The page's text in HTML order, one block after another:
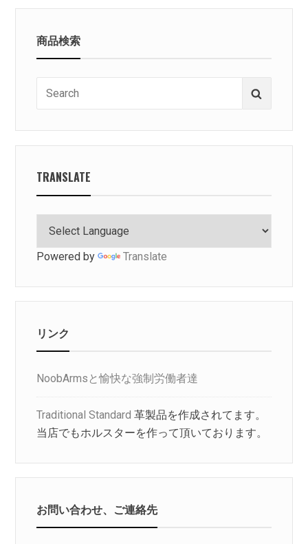
商品検索
TRANSLATE
Powered by Translate
リンク
NoobArmsと愉快な強制労働者達
Traditional Standard 革製品を作成されてます。
当店でもホルスターを作って頂いております。
お問い合わせ、ご連絡先